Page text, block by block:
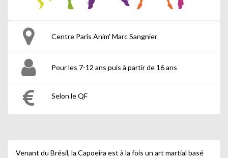
Centre Paris Anim' Marc Sangnier
Pour les 7-12 ans puis à partir de 16 ans
Selon le QF
Venant du Brésil, la Capoeira est à la fois un art martial basé